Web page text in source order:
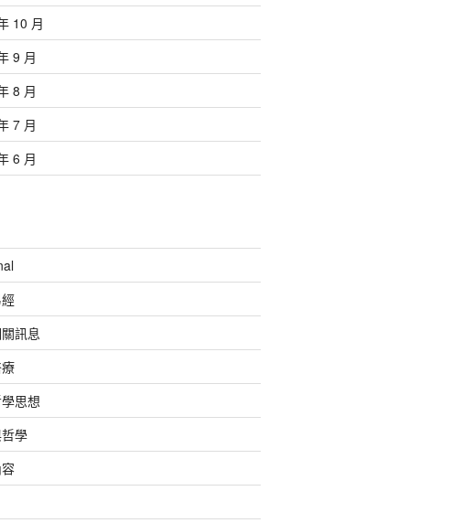
10 月
9 月
8 月
7 月
6 月
訊息
思想
學